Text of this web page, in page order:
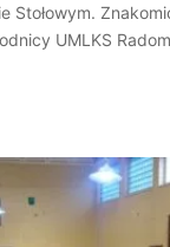
Stołowym.
UMLKS